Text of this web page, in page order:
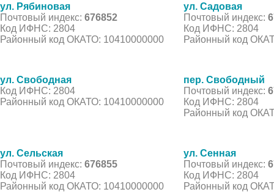
ул. Рябиновая
Почтовый индекс: 676852
Код ИФНС: 2804
Районный код ОКАТО: 10410000000
ул. Садовая
Почтовый индекс:
Код ИФНС: 2804
Районный код
ул. Свободная
Код ИФНС: 2804
Районный код ОКАТО: 10410000000
пер. Свободный
Почтовый индекс:
Код ИФНС: 2804
Районный код
ул. Сельская
Почтовый индекс: 676855
Код ИФНС: 2804
Районный код ОКАТО: 10410000000
ул. Сенная
Почтовый индекс:
Код ИФНС: 2804
Районный код